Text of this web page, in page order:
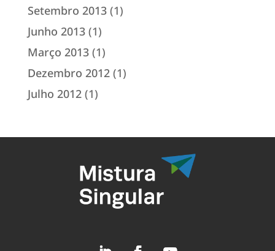
Setembro 2013(1)
Junho 2013(1)
Março 2013(1)
Dezembro 2012(1)
Julho 2012(1)